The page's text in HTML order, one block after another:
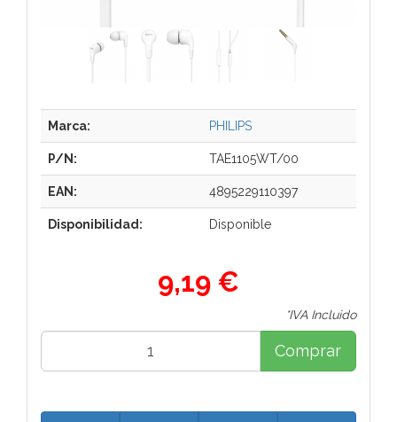
Marca: PHILIPS
P/N: TAE1105WT/00
EAN: 4895229110397
Disponibilidad: Disponible
9,19 €
*IVA Incluido
Comprar